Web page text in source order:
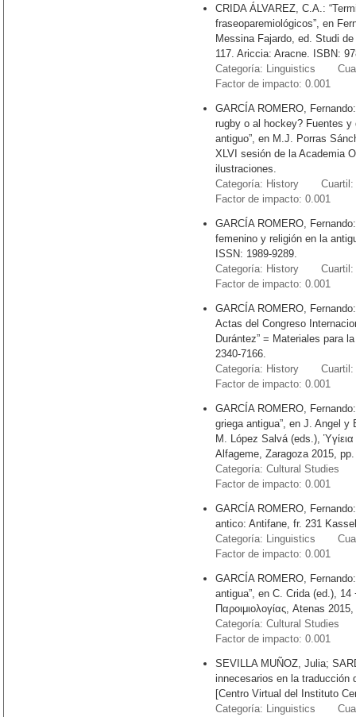
CRIDA ÁLVAREZ, C.A.:
fraseoparemiológicos”, en
Messina Fajardo, ed. Studi
117. Ariccia: Aracne. ISBN:
Categoría: Linguistics
Factor de impacto: 0.001
GARCÍA ROMERO,
rugby o al hockey? Fuentes
antiguo”, en M.J. Porras
XLVI sesión de la Academia
ilustraciones.
Categoría: History Cuartil:
Factor de impacto: 0.001
GARCÍA ROMERO,
femenino y religión en la
ISSN: 1989-9289.
Categoría: History Cuartil:
Factor de impacto: 0.001
GARCÍA ROMERO,
Actas del Congreso
Durántez” = Materiales para
2340-7166.
Categoría: History Cuartil:
Factor de impacto: 0.001
GARCÍA ROMERO,
griega antigua”, en J. Angel
M. López Salvá (eds.),
Alfageme, Zaragoza 2015,
Categoría: Cultural Studies
Factor de impacto: 0.001
GARCÍA ROMERO,
antico: Antifane, fr. 231
Categoría: Linguistics
Factor de impacto: 0.001
GARCÍA ROMERO,
antigua”, en C. Crida (ed.), 14
Παροιμιολογίας, Atenas
Categoría: Cultural Studies
Factor de impacto: 0.001
SEVILLA MUÑOZ, Julia;
innecesarios en la traducción
[Centro Virtual del Instituto
Categoría: Linguistics